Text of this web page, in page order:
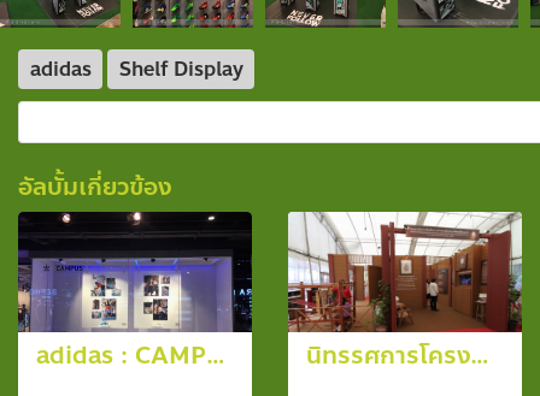
adidas Shelf Display
อัลบั้มเกี่ยวข้อง
adidas : CAMPUS นิทรรศการโครงการเพื่อนพึ่ง(ภาฯ) สร้างความมั่นคงทางอาชีพแก่ผู้เสี่ยงอุทกภัย